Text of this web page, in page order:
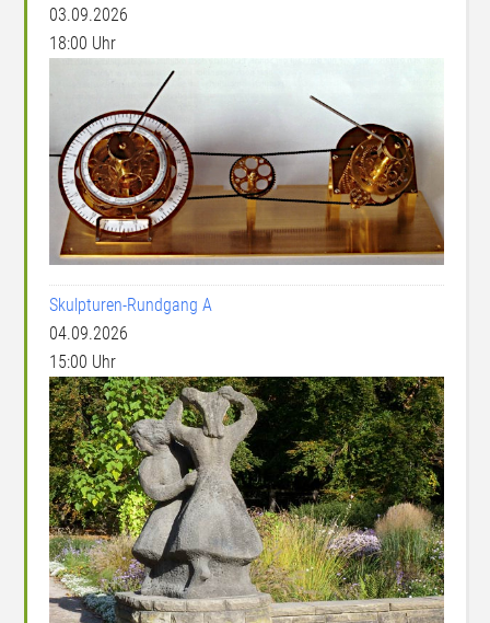
03.09.2026
18:00 Uhr
Skulpturen-Rundgang A
04.09.2026
15:00 Uhr